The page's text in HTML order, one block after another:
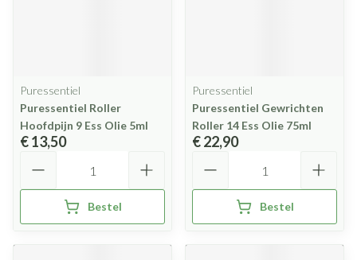
Puressentiel
Puressentiel Roller
Hoofdpijn 9 Ess Olie 5ml
€ 13,50
Bestel
Puressentiel
Puressentiel Gewrichten
Roller 14 Ess Olie 75ml
€ 22,90
Bestel